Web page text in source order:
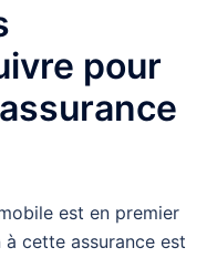
pour
est en premier
cette assurance est